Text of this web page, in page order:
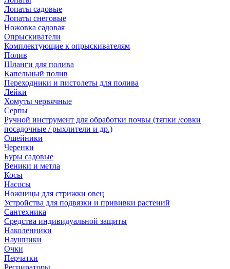
Лопаты садовые
Лопаты снеговые
Ножовка садовая
Опрыскиватели
Комплектующие к опрыскивателям
Полив
Шланги для полива
Капельный полив
Переходники и пистолеты для полива
Лейки
Хомуты червячные
Серпы
Ручной инструмент для обработки почвы (тяпки /совки
посадочные / рыхлители и др.)
Ошейники
Черенки
Буры садовые
Веники и метла
Косы
Насосы
Ножницы для стрижки овец
Устройства для подвязки и прививки растений
Сантехника
Средства индивидуальной защиты
Наколенники
Наушники
Очки
Перчатки
Респираторы